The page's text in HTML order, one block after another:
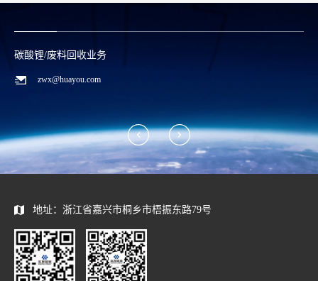
碳酸锂/废料回收业务
zwx@huayou.com
地址：浙江省嘉兴市桐乡市梧振东路79号